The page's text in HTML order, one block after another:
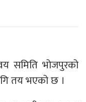
समिति भोजपुरको
तय भएको छ ।